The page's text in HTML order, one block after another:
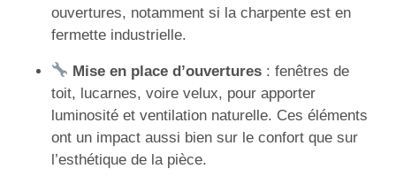
ouvertures, notamment si la charpente est en
fermette industrielle.
Mise en place d’ouvertures : fenêtres de
toit, lucarnes, voire velux, pour apporter
luminosité et ventilation naturelle. Ces éléments
ont un impact aussi bien sur le confort que sur
l’esthétique de la pièce.